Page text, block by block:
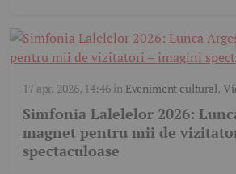
17 apr. 2026, 14:46în Eveniment cultural,
Simfonia Lalelelor 2026:
magnet pentru mii de
spectaculoase